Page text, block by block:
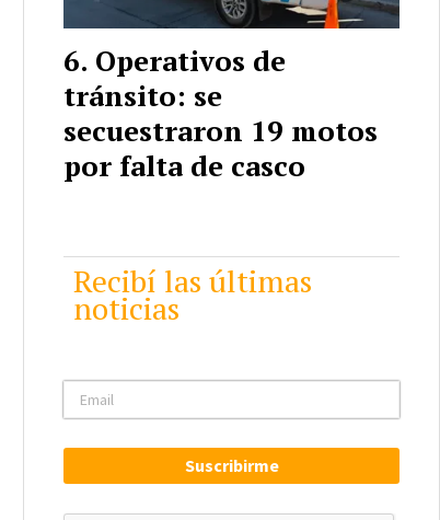
Operativos de
tránsito: se
secuestraron 19 motos
por falta de casco
Recibí las últimas
noticias
Suscribirme